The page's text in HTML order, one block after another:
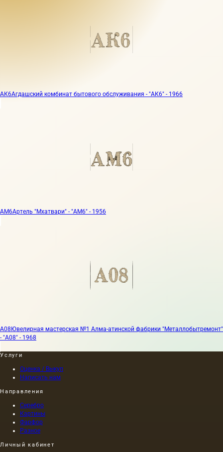
АК6Агдашский комбинат бытового обслуживания - "АК6" - 1966
АМ6Артель "Мхатвари" - "АМ6" - 1956
А08Ювелирная мастерская №1 Алма-атинской фабрики "Металлобытремонт"
- "А08" - 1968
Услуги
Оценка / Выкуп
Написать нам
Направления
Серебро
Картины
Фарфор
Разное
Личный кабинет